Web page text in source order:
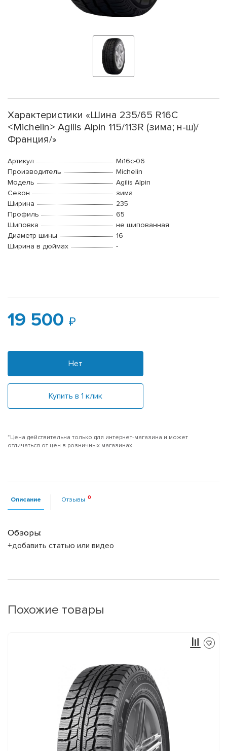
Характеристики «Шина 235/65 R16C
<Michelin> Agilis Alpin 115/113R (зима; н-ш)/
Франция/»
Артикул
Mi16c-06
Производитель
Michelin
Модель
Agilis Alpin
Сезон
зима
Ширина
235
Профиль
65
Шиповка
не шипованная
Диаметр шины
16
Ширина в дюймах
-
19 500
Нет
Купить в 1 клик
*Цена действительна только для интернет-магазина и может
отличаться от цен в розничных магазинах
Описание Отзывы
Обзоры:
+добавить статью или видео
Похожие товары